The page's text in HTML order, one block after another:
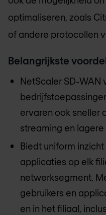
optimaliseren, zoals
of andere protocollen
Belangrijkste
NetScaler SD-WAN
ervaren ook sneller
streaming en
Biedt uniform
applicaties op elk
netwerksegment.
gebruikers en
en in het filiaal,